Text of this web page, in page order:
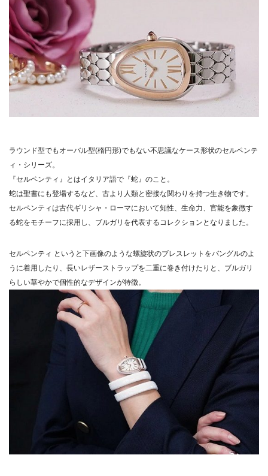
ラウンド型でもオーバル型(楕円形)でもない不思議なケース形状のセルペンテ
ィ・シリーズ。
『セルペンティ』とはイタリア語で『蛇』のこと。
蛇は聖書にも登場するなど、古より人類と密接な関わりを持つ生き物です。
セルペンティは古代ギリシャ・ローマにおいて知性、生命力、官能を象徴す
る蛇をモチーフに採用し、ブルガリを代表するコレクションとなりました。
セルペンティ というと下画像のような螺旋状のブレスレットをバングルのよ
うに着用したり、長いレザーストラップを二重に巻き付けたりと、ブルガリ
らしい華やかで個性的なデザインが特徴。